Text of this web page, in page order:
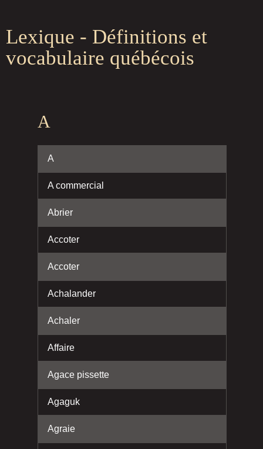
Lexique - Définitions et
vocabulaire québécois
A
A
A commercial
Abrier
Accoter
Accoter
Achalander
Achaler
Affaire
Agace pissette
Agaguk
Agraie